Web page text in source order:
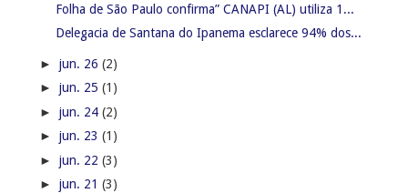
Folha de São Paulo confirma” CANAPI (AL) utiliza 1...
Delegacia de Santana do Ipanema esclarece 94% dos...
► jun. 26 (2)
► jun. 25 (1)
► jun. 24 (2)
► jun. 23 (1)
► jun. 22 (3)
► jun. 21 (3)